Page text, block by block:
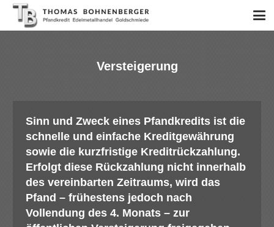
Versteigerung
Sinn und Zweck eines Pfandkredits ist die
schnelle und einfache Kreditgewährung
sowie die kurzfristige Kreditrückzahlung.
Erfolgt diese Rückzahlung nicht innerhalb
des vereinbarten Zeitraums, wird das
Pfand – frühestens jedoch nach
Vollendung des 4. Monats – zur